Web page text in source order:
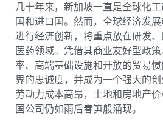
几十年来，新加坡一直是全球化
国和进口国。然而，全球经济发
进行经济创新，将重点放在研发
医药领域。凭借其商业友好型政
率、高端基础设施和开放的贸易
界的忠诚度，并成为一个强大的
劳动力成本高昂，土地和房地产
国公司仍如雨后春笋般涌现。